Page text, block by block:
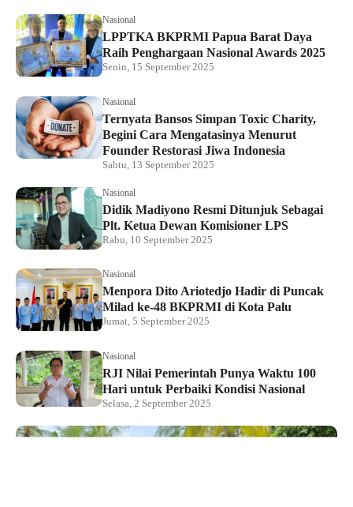
Nasional
LPPTKA BKPRMI Papua Barat Daya
Raih Penghargaan Nasional Awards 2025
Senin, 15 September 2025
Nasional
Ternyata Bansos Simpan Toxic Charity,
Begini Cara Mengatasinya Menurut
Founder Restorasi Jiwa Indonesia
Sabtu, 13 September 2025
Nasional
Didik Madiyono Resmi Ditunjuk Sebagai
Plt. Ketua Dewan Komisioner LPS
Rabu, 10 September 2025
Nasional
Menpora Dito Ariotedjo Hadir di Puncak
Milad ke-48 BKPRMI di Kota Palu
Jumat, 5 September 2025
Nasional
RJI Nilai Pemerintah Punya Waktu 100
Hari untuk Perbaiki Kondisi Nasional
Selasa, 2 September 2025